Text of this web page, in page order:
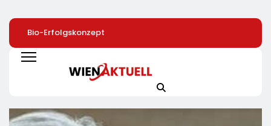
Bio-Erfolgskonzept
Wächst Weiter:
Eröffnung Der 200.
NATURKIND-Welt Bei
Wollen Mit
Heizung Überwachen
Chornobyl: